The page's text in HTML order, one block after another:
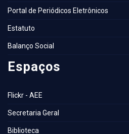
Portal de Periódicos Eletrônicos
Estatuto
Balanço Social
Espaços
Flickr - AEE
Secretaria Geral
Biblioteca